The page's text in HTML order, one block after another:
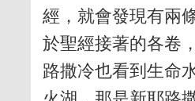
經，就會發現有兩
於聖經接著的各卷
路撒冷也看到生命